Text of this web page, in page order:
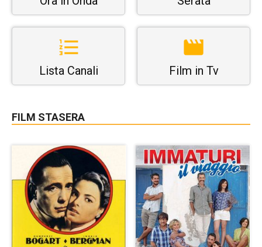
Lista Canali Film in Tv
FILM STASERA